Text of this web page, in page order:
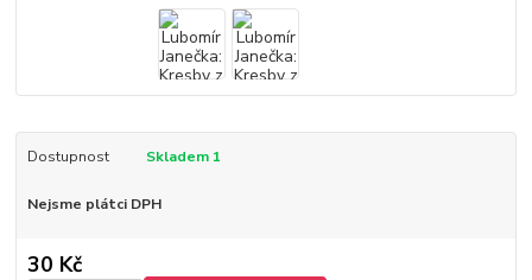
Dostupnost Skladem 1
Nejsme plátci DPH
30 Kč